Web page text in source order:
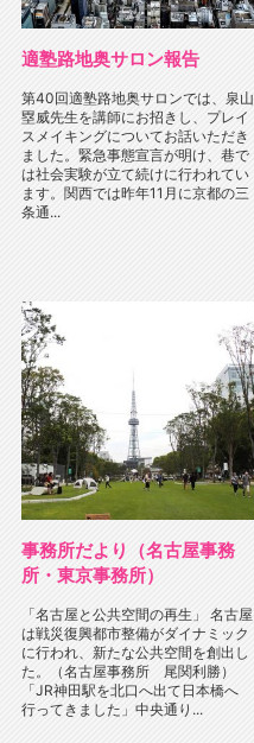
適塾路地奥サロン報告
第40回適塾路地奥サロンでは、泉山
塁威先生を講師にお招きし、プレイ
スメイキングについてお話いただき
ました。緊急事態宣言が明け、巷で
は社会実験が立て続けに行われてい
ます。関西では昨年11月に京都の三
条通...
事務所だより（名古屋事務
所・東京事務所）
「名古屋と公共空間の再生」 名古屋
は戦災復興都市整備がダイナミック
に行われ、新たな公共空間を創出し
た。（名古屋事務所 尾関利勝）
「JR神田駅を北口へ出て日本橋へ
行ってきました」中央通り...